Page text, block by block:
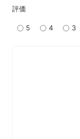
評価
5 4 3